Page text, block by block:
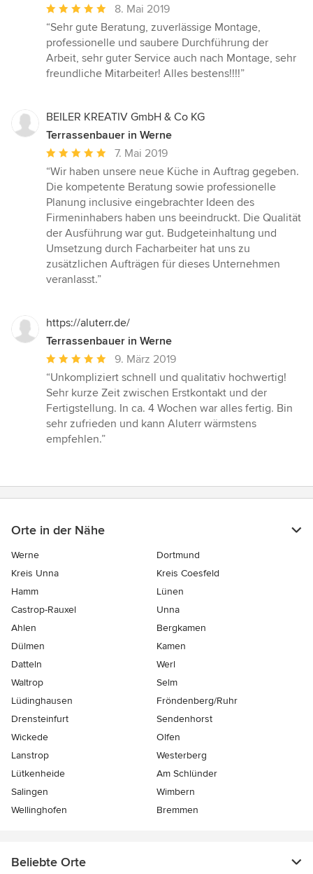
Durchschnittliche
Bewertung:
5
von
5
8. Mai 2019
“Sehr gute Beratung, zuverlässige Montage,
professionelle und saubere Durchführung der
Arbeit, sehr guter Service auch nach Montage, sehr
freundliche Mitarbeiter! Alles bestens!!!!”
BEILER KREATIV GmbH & Co KG
Terrassenbauer in Werne
Durchschnittliche
Bewertung:
5
von
5
Sternen
7. Mai 2019
“Wir haben unsere neue Küche in Auftrag gegeben.
Die kompetente Beratung sowie professionelle
Planung inclusive eingebrachter Ideen des
Firmeninhabers haben uns beeindruckt. Die Qualität
der Ausführung war gut. Budgeteinhaltung und
Umsetzung durch Facharbeiter hat uns zu
zusätzlichen Aufträgen für dieses Unternehmen
veranlasst.”
https://aluterr.de/
Terrassenbauer in Werne
Durchschnittliche
Bewertung:
5
von
5
Sternen
9. März 2019
“Unkompliziert schnell und qualitativ hochwertig!
Sehr kurze Zeit zwischen Erstkontakt und der
Fertigstellung. In ca. 4 Wochen war alles fertig. Bin
sehr zufrieden und kann Aluterr wärmstens
empfehlen.”
Orte in der Nähe
Werne
Dortmund
Kreis Unna
Kreis Coesfeld
Hamm
Lünen
Castrop-Rauxel
Unna
Ahlen
Bergkamen
Dülmen
Kamen
Datteln
Werl
Waltrop
Selm
Lüdinghausen
Fröndenberg/Ruhr
Drensteinfurt
Sendenhorst
Wickede
Olfen
Lanstrop
Westerberg
Lütkenheide
Am Schlünder
Salingen
Wimbern
Wellinghofen
Bremmen
Beliebte Orte